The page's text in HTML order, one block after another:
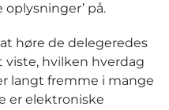
på.
høre de delegeredes
hvilken hverdag
langt fremme i mange
er elektroniske